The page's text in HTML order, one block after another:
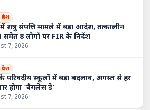
में शत्रु संपत्ति मामले में बड़ा आदेश, तत्कालीन
समेत 8 लोगों पर FIR के निर्देश
7, 2026
परिषदीय स्कूलों में बड़ा बदलाव, अगस्त से हर
होगा ‘बैगलेस डे’
7, 2026